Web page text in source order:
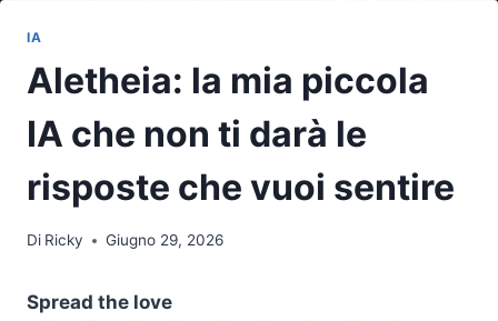
IA
Aletheia: la mia piccola
IA che non ti darà le
risposte che vuoi sentire
Di Ricky Giugno 29, 2026
Spread the love